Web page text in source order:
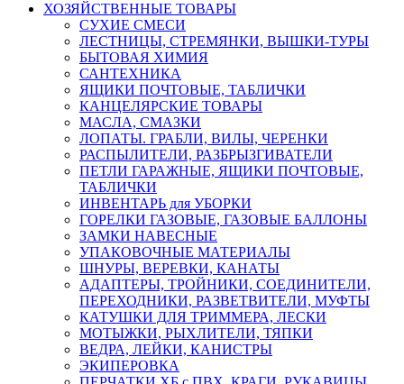
ХОЗЯЙСТВЕННЫЕ ТОВАРЫ
СУХИЕ СМЕСИ
ЛЕСТНИЦЫ, СТРЕМЯНКИ, ВЫШКИ-ТУРЫ
БЫТОВАЯ ХИМИЯ
САНТЕХНИКА
ЯЩИКИ ПОЧТОВЫЕ, ТАБЛИЧКИ
КАНЦЕЛЯРСКИЕ ТОВАРЫ
МАСЛА, СМАЗКИ
ЛОПАТЫ. ГРАБЛИ, ВИЛЫ, ЧЕРЕНКИ
РАСПЫЛИТЕЛИ, РАЗБРЫЗГИВАТЕЛИ
ПЕТЛИ ГАРАЖНЫЕ, ЯЩИКИ ПОЧТОВЫЕ,
ТАБЛИЧКИ
ИНВЕНТАРЬ для УБОРКИ
ГОРЕЛКИ ГАЗОВЫЕ, ГАЗОВЫЕ БАЛЛОНЫ
ЗАМКИ НАВЕСНЫЕ
УПАКОВОЧНЫЕ МАТЕРИАЛЫ
ШНУРЫ, ВЕРЕВКИ, КАНАТЫ
АДАПТЕРЫ, ТРОЙНИКИ, СОЕДИНИТЕЛИ,
ПЕРЕХОДНИКИ, РАЗВЕТВИТЕЛИ, МУФТЫ
КАТУШКИ ДЛЯ ТРИММЕРА, ЛЕСКИ
МОТЫЖКИ, РЫХЛИТЕЛИ, ТЯПКИ
ВЕДРА, ЛЕЙКИ, КАНИСТРЫ
ЭКИПЕРОВКА